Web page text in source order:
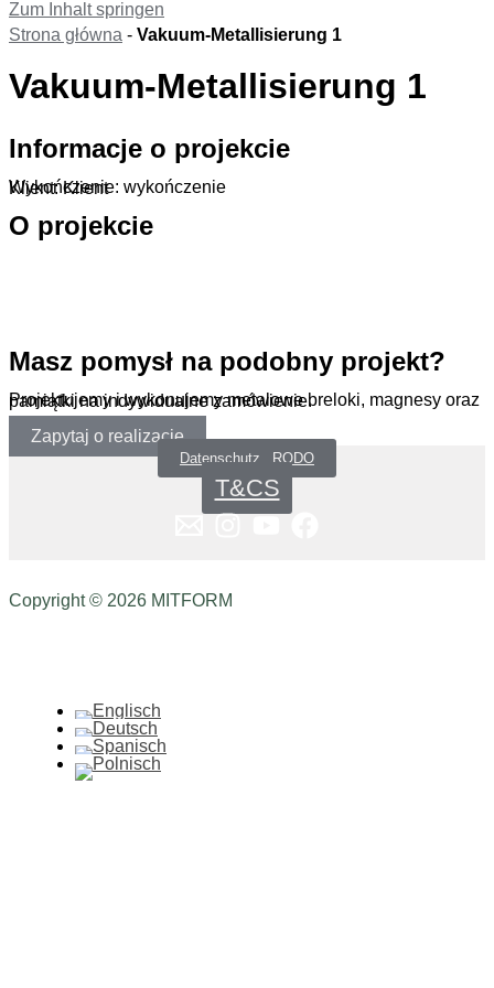
Zum Inhalt springen
Strona główna - Vakuum-Metallisierung 1
Vakuum-Metallisierung 1
Informacje o projekcie
Wykończenie: wykończenie
Klient: Klient
O projekcie
Masz pomysł na podobny projekt?
Projektujemy i wykonujemy metalowe breloki, magnesy oraz pamiątki na indywidualne zamówienie.
Zapytaj o realizację
Datenschutz _RODO
T&CS
Copyright © 2026 MITFORM